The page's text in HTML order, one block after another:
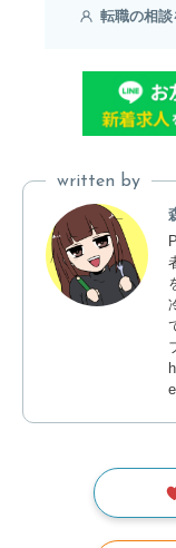
転職の相談
written by